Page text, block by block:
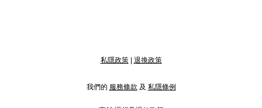
私隱政策| 退換政策
我們的 服務條款 及 私隱條例